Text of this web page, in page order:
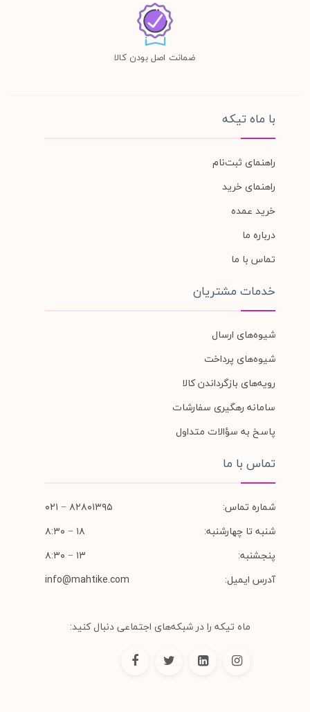
ضمانت اصل بودن کالا
با ماه تیکه
راهنمای ثبت‌نام
راهنمای خرید
خرید عمده
درباره ما
تماس با ما
خدمات مشتریان
شیوه‌های ارسال
شیوه‌های پرداخت
رویه‌های بازگرداندن کالا
سامانه رهگیری سفارشات
پاسخ به سؤالات متداول
تماس با ما
شماره تماس:
۸۲۸۰۱۳۹۵ − ۰۲۱
شنبه تا چهارشنبه:
۱۸ − ۸:۳۰
پنجشنبه:
۱۳ − ۸:۳۰
آدرس ایمیل:
info@mahtike.com
ماه تیکه را در شبکه‌های اجتماعی دنبال کنید: